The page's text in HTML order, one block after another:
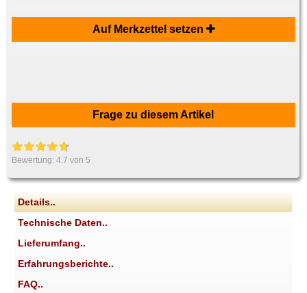
Auf Merkzettel setzen
Frage zu diesem Artikel
Bewertung:4.7 von 5
Details..
Technische Daten..
Lieferumfang..
Erfahrungsberichte..
FAQ..